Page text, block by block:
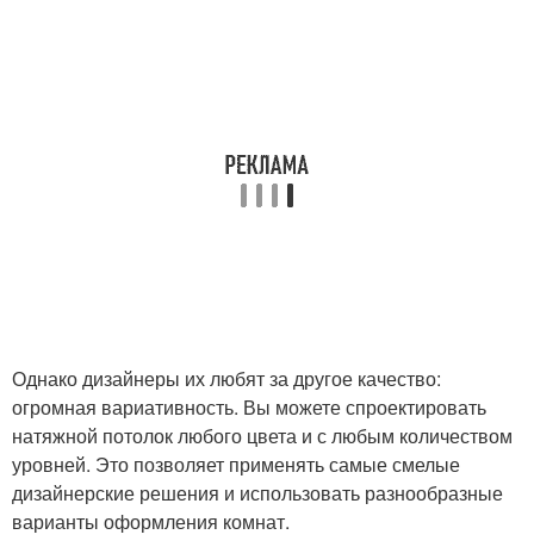
Однако дизайнеры их любят за другое качество:
огромная вариативность. Вы можете спроектировать
натяжной потолок любого цвета и с любым количеством
уровней. Это позволяет применять самые смелые
дизайнерские решения и использовать разнообразные
варианты оформления комнат.